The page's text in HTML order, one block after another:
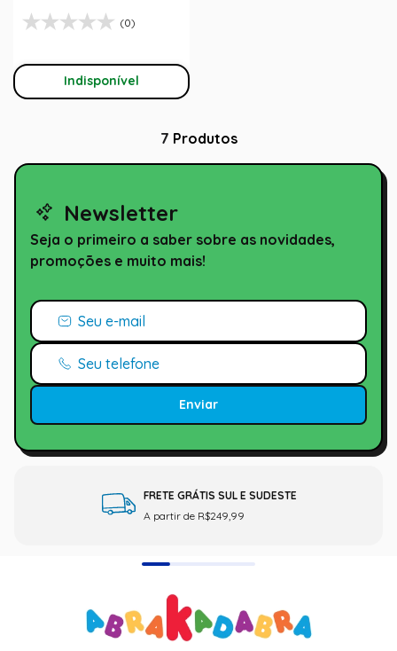
(0)
Indisponível
7 Produtos
Newsletter
Seja o primeiro a saber sobre as novidades,
promoções e muito mais!
Enviar
FRETE GRÁTIS SUL E SUDESTE
A partir de R$249,99